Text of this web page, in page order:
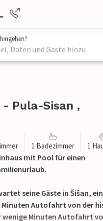
Daten und Gäste hinzu
Pula-Sisan ,
1 Badezimmer 1
mit Pool für einen
seine Gäste in Šišan,
Minuten Autofahrt von der
wenige Minuten Autofahrt